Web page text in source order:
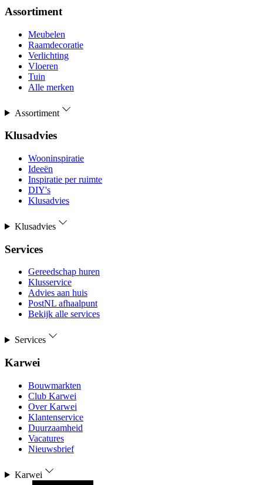
Assortiment
Meubelen
Raamdecoratie
Verlichting
Vloeren
Tuin
Alle merken
Assortiment
Klusadvies
Wooninspiratie
Ideeën
Inspiratie per ruimte
DIY's
Klusadvies
Klusadvies
Services
Gereedschap huren
Klusservice
Advies aan huis
PostNL afhaalpunt
Bekijk alle services
Services
Karwei
Bouwmarkten
Club Karwei
Over Karwei
Klantenservice
Duurzaamheid
Vacatures
Nieuwsbrief
Karwei